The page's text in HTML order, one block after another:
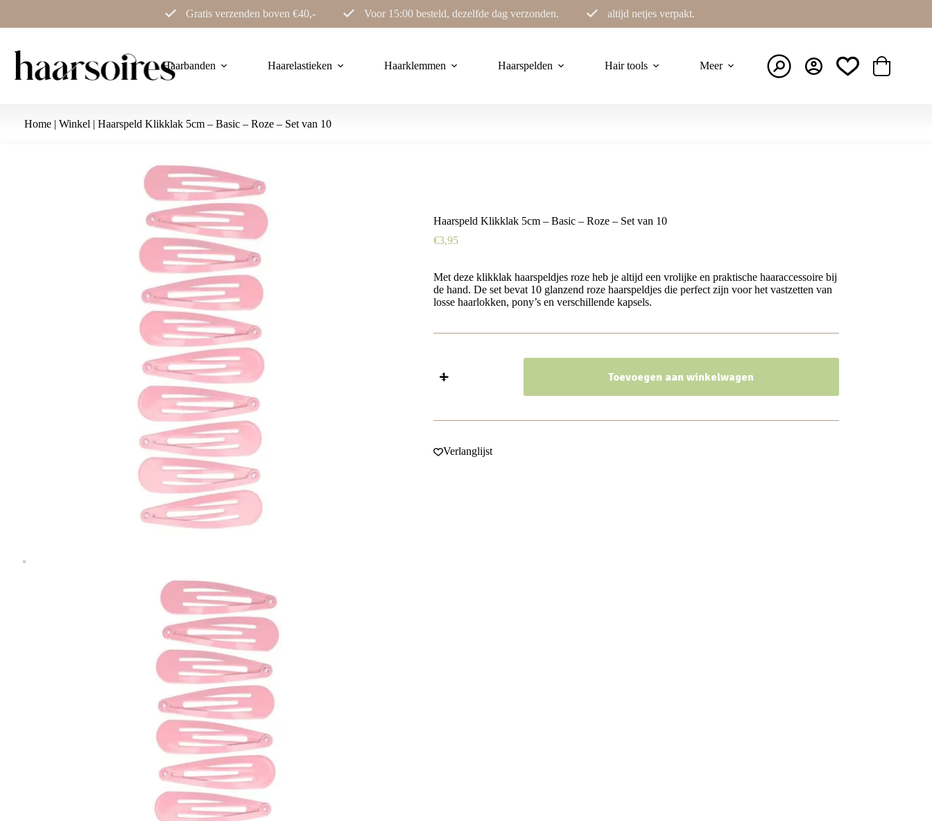
de
Gratis verzenden boven €40,- Voor 15:00 besteld, dezelfde dag verzonden. altijd netjes verpakt.
Haarbanden Haarelastieken Haarklemmen Haarspelden Hair tools Meer Winkelwagen
Home | Winkel | Haarspeld Klikklak 5cm – Basic – Roze – Set van 10
Haarspeld Klikklak 5cm – Basic – Roze – Set van 10
€3,95
Met deze klikklak haarspeldjes roze heb je altijd een vrolijke en praktische haaraccessoire bij
de hand. De set bevat 10 glanzend roze haarspeldjes die perfect zijn voor het vastzetten van
losse haarlokken, pony’s en verschillende kapsels.
Klikklak
-
Set
Toevoegen aan winkelwagen
Verlanglijst